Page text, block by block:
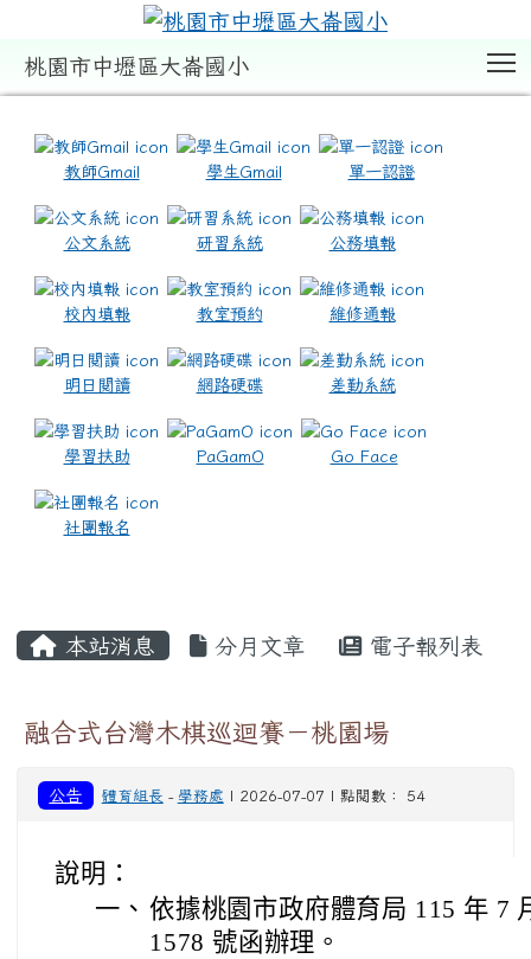
桃園市中壢區大崙國小
教師Gmail 學生Gmail 單一認證
公文系統 研習系統 公務填報
校內填報 教室預約 維修通報
明日閱讀 網路硬碟 差勤系統
學習扶助 PaGamO Go Face
社團報名
本站消息 分月文章 電子報列表
融合式台灣木棋巡迴賽－桃園場
公告 體育組長 - 學務處 | 2026-07-07 | 點閱數： 54
說明：
一、 依據桃園市政府體育局 115 年 7
1578 號函辦理。